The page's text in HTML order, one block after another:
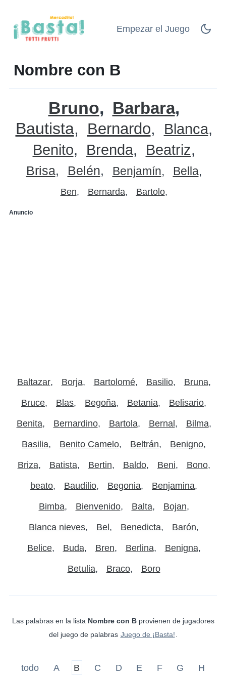
Empezar el Juego
Nombre con B
Bruno Barbara
Bautista Bernardo
Blanca
Benito
Brenda Beatriz
Brisa Belén Benjamín Bella
Ben Bernarda Bartolo
Anuncio
Baltazar Borja Bartolomé Basilio Bruna
Bruce Blas Begoña Betania Belisario
Benita Bernardino Bartola Bernal Bilma
Basilia Benito Camelo Beltrán Benigno
Briza Batista Bertin Baldo Beni Bono
beato Baudilio Begonia Benjamina
Bimba Bienvenido Balta Bojan
Blanca nieves Bel Benedicta Barón
Belice Buda Bren Berlina Benigna
Betulia Braco Boro
Las palabras en la lista Nombre con Bprovienen de jugadores
del juego de palabras Juego de ¡Basta!
todo A B C D E F G H